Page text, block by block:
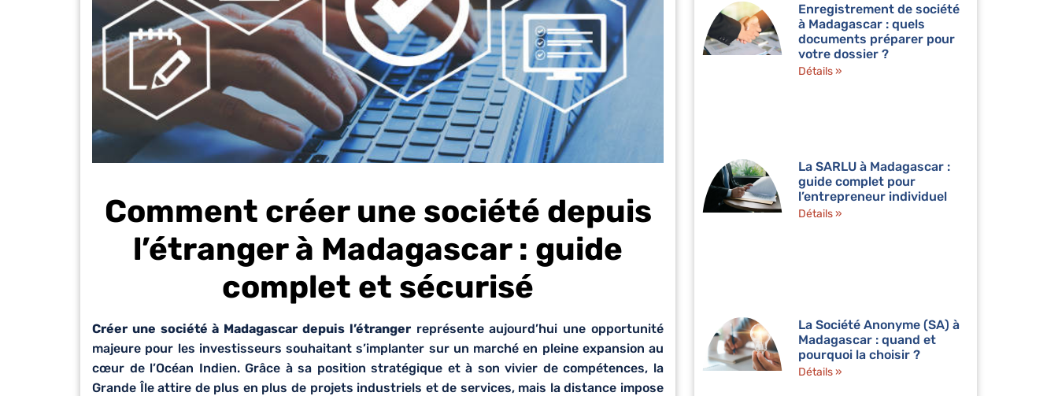
Comment créer une société depuis
l’étranger à Madagascar : guide
complet et sécurisé
Créer une société à Madagascar depuis l’étrangerreprésente aujourd’hui une opportunité
majeure pour les investisseurs souhaitant s’implanter sur un marché en pleine expansion au
cœur de l’Océan Indien. Grâce à sa position stratégique et à son vivier de compétences, la
Grande Île attire de plus en plus de projets industriels et de services, mais la distance impose
Enregistrement de société
à Madagascar : quels
documents préparer pour
votre dossier ?
Détails »
La SARLU à Madagascar :
guide complet pour
l’entrepreneur individuel
Détails »
La Société Anonyme (SA) à
Madagascar : quand et
pourquoi la choisir ?
Détails »